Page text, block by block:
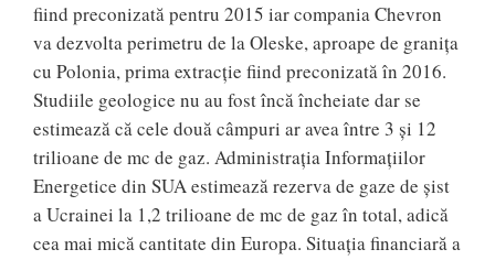
fiind preconizată pentru 2015 iar compania Chevron
va dezvolta perimetru de la Oleske, aproape de graniţa
cu Polonia, prima extracţie fiind preconizată în 2016.
Studiile geologice nu au fost încă încheiate dar se
estimează că cele două câmpuri ar avea între 3 şi 12
trilioane de mc de gaz. Administraţia Informaţiilor
Energetice din SUA estimează rezerva de gaze de şist
a Ucrainei la 1,2 trilioane de mc de gaz în total, adică
cea mai mică cantitate din Europa. Situația financiară a